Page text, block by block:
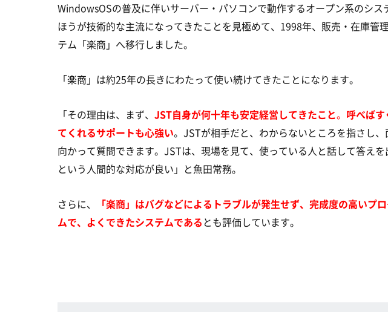
WindowsOSの普及に伴いサーバー・パソコンで動作するオープン系のシス
ほうが技術的な主流になってきたことを見極めて、1998年、販売・在庫管
テム「楽商」へ移行しました。
「楽商」は約25年の長きにわたって使い続けてきたことになります。
「その理由は、まず、 JST自身が何十年も安定経営してきたこと。 呼べばす
てくれるサポートも心強い。JSTが相手だと、わからないところを指さし、
向かって質問できます。JSTは、現場を見て、使っている人と話して答えを
という人間的な対応が良い」と魚田常務。
さらに、
「楽商」はバグなどによるトラブルが発生せず、完成度の高いプ
ムで、よくできたシステムである とも評価しています。